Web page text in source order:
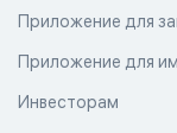
Приложение для
Приложение для
Инвесторам